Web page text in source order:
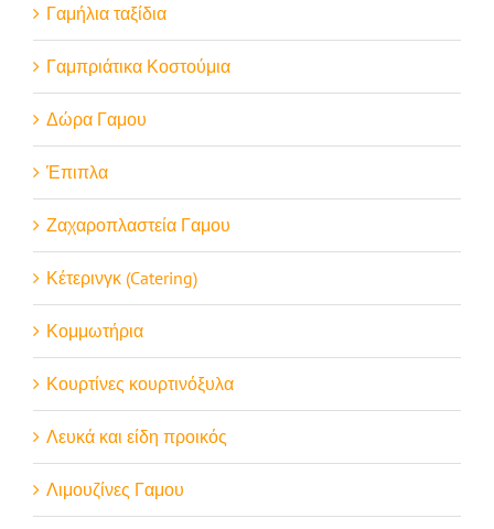
Γαμήλια ταξίδια
Γαμπριάτικα Κοστούμια
Δώρα Γαμου
Έπιπλα
Ζαχαροπλαστεία Γαμου
Κέτερινγκ (Catering)
Κομμωτήρια
Κουρτίνες κουρτινόξυλα
Λευκά και είδη προικός
Λιμουζίνες Γαμου